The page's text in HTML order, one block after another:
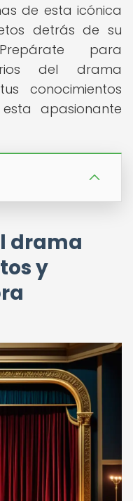
de esta icónica
detrás de su
para
del drama
conocimientos
apasionante
drama
y